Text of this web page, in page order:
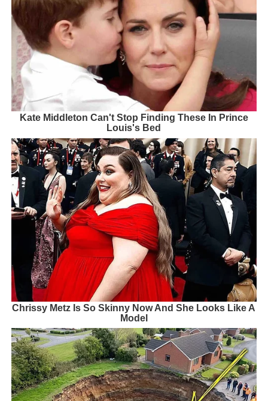
Kate Middleton Can't Stop Finding These In Prince
Louis's Bed
Chrissy Metz Is So Skinny Now And She Looks Like A
Model